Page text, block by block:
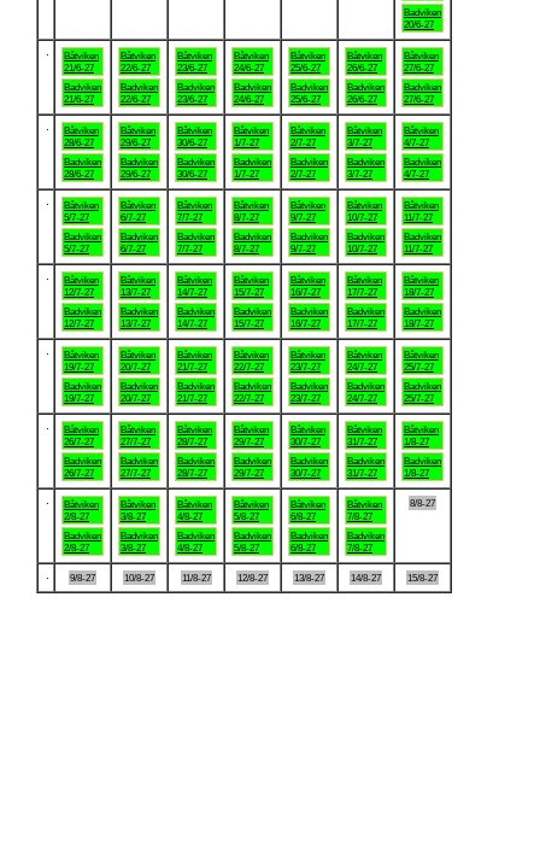
Badviken
20/6-27
Båtviken
21/6-27
Badviken
21/6-27
Båtviken
22/6-27
Badviken
22/6-27
Båtviken
23/6-27
Badviken
23/6-27
Båtviken
24/6-27
Badviken
24/6-27
Båtviken
25/6-27
Badviken
25/6-27
Båtviken
26/6-27
Badviken
26/6-27
Båtviken
27/6-27
Badviken
27/6-27
Båtviken
28/6-27
Badviken
28/6-27
Båtviken
29/6-27
Badviken
29/6-27
Båtviken
30/6-27
Badviken
30/6-27
Båtviken
1/7-27
Badviken
1/7-27
Båtviken
2/7-27
Badviken
2/7-27
Båtviken
3/7-27
Badviken
3/7-27
Båtviken
4/7-27
Badviken
4/7-27
Båtviken
5/7-27
Badviken
5/7-27
Båtviken
6/7-27
Badviken
6/7-27
Båtviken
7/7-27
Badviken
7/7-27
Båtviken
8/7-27
Badviken
8/7-27
Båtviken
9/7-27
Badviken
9/7-27
Båtviken
10/7-27
Badviken
10/7-27
Båtviken
11/7-27
Badviken
11/7-27
Båtviken
12/7-27
Badviken
12/7-27
Båtviken
13/7-27
Badviken
13/7-27
Båtviken
14/7-27
Badviken
14/7-27
Båtviken
15/7-27
Badviken
15/7-27
Båtviken
16/7-27
Badviken
16/7-27
Båtviken
17/7-27
Badviken
17/7-27
Båtviken
18/7-27
Badviken
18/7-27
Båtviken
19/7-27
Badviken
19/7-27
Båtviken
20/7-27
Badviken
20/7-27
Båtviken
21/7-27
Badviken
21/7-27
Båtviken
22/7-27
Badviken
22/7-27
Båtviken
23/7-27
Badviken
23/7-27
Båtviken
24/7-27
Badviken
24/7-27
Båtviken
25/7-27
Badviken
25/7-27
Båtviken
26/7-27
Badviken
26/7-27
Båtviken
27/7-27
Badviken
27/7-27
Båtviken
28/7-27
Badviken
28/7-27
Båtviken
29/7-27
Badviken
29/7-27
Båtviken
30/7-27
Badviken
30/7-27
Båtviken
31/7-27
Badviken
31/7-27
Båtviken
1/8-27
Badviken
1/8-27
Båtviken
2/8-27
Badviken
2/8-27
Båtviken
3/8-27
Badviken
3/8-27
Båtviken
4/8-27
Badviken
4/8-27
Båtviken
5/8-27
Badviken
5/8-27
Båtviken
6/8-27
Badviken
6/8-27
Båtviken
7/8-27
Badviken
7/8-27
8/8-27
9/8-27 10/8-27 11/8-27 12/8-27 13/8-27 14/8-27 15/8-27